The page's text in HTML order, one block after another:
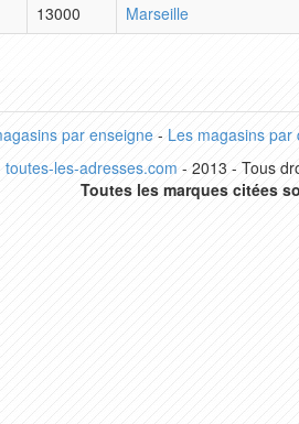
13000 Marseille
par enseigne- Les magasins par
toutes-les-adresses.com - 2013 - Tous
Toutes les marques citées